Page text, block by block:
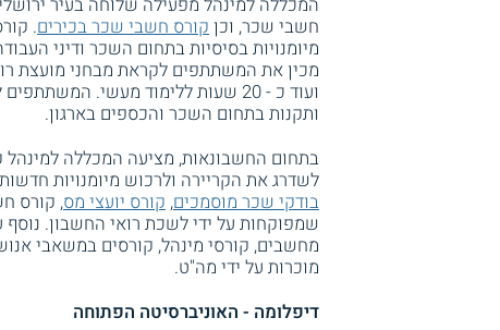
חשבי שכר, וכן קורס חשבי שכר בכירים
מיומנויות בסיסיות בתחום השכר ודיני
ועוד כ - 20 שעות ללימוד מעשי.
ותקנות בתחום השכר והכספים בארגון.
בתחום החשבונאות, מציעה המכללה למינהל
לשדרג את הקריירה ולרכוש מיומנויות
בודקי שכר מוסמכים, קורס יועצי מס, קורס
שמפוקחות על ידי לשכת רואי החשבון.
מחשבים, קורסי מינהל, קורסים במשאבי
מוכרות על ידי מה"ט.
דיפלומה - האוניברסיטה הפתוחה